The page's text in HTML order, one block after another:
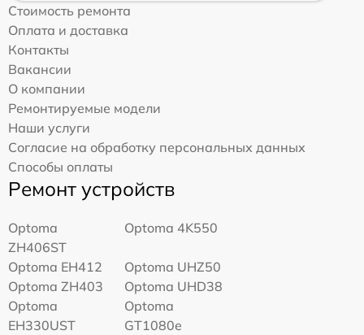
Стоимость ремонта
Оплата и доставка
Контакты
Вакансии
О компании
Ремонтируемые модели
Наши услуги
Согласие на обработку персональных данных
Способы оплаты
Ремонт устройств
Optoma
ZH406ST
Optoma 4K550
Optoma EH412
Optoma UHZ50
Optoma ZH403
Optoma UHD38
Optoma
EH330UST
Optoma
GT1080e